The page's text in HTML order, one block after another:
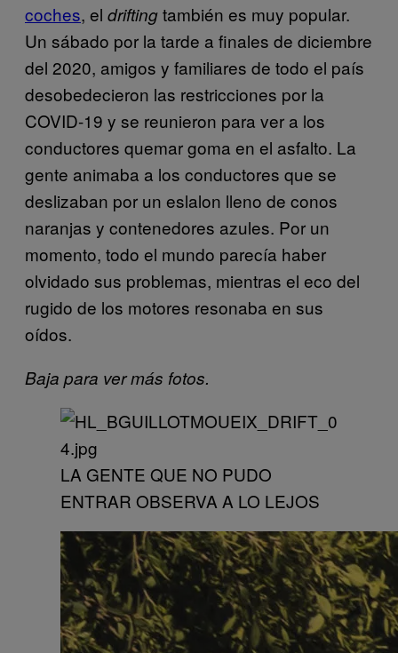
coches, el driftingtambién es muy popular.
Un sábado por la tarde a finales de diciembre
del 2020, amigos y familiares de todo el país
desobedecieron las restricciones por la
COVID-19 y se reunieron para ver a los
conductores quemar goma en el asfalto. La
gente animaba a los conductores que se
deslizaban por un eslalon lleno de conos
naranjas y contenedores azules. Por un
momento, todo el mundo parecía haber
olvidado sus problemas, mientras el eco del
rugido de los motores resonaba en sus
oídos.
Baja para ver más fotos.
LA GENTE QUE NO PUDO
ENTRAR OBSERVA A LO LEJOS